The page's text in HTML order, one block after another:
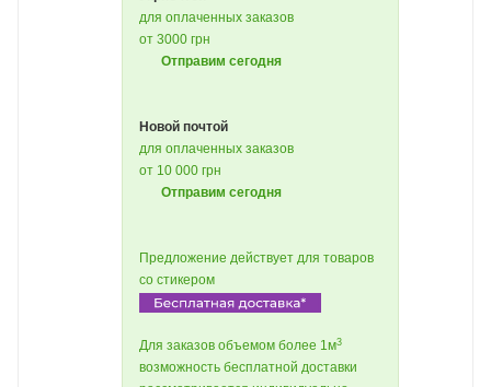
для оплаченных заказов
от 3000 грн
Отправим сегодня
Новой почтой
для оплаченных заказов
от 10 000 грн
Отправим сегодня
Предложение действует для товаров
со стикером
Для заказов объемом более 1м3
возможность бесплатной доставки